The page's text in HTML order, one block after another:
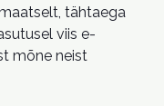
tähtaega
viis e-
mõne neist